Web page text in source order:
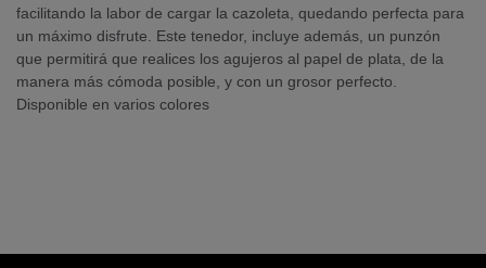
facilitando la labor de cargar la cazoleta, quedando perfecta para
un máximo disfrute. Este tenedor, incluye además, un punzón
que permitirá que realices los agujeros al papel de plata, de la
manera más cómoda posible, y con un grosor perfecto.
Disponible en varios colores